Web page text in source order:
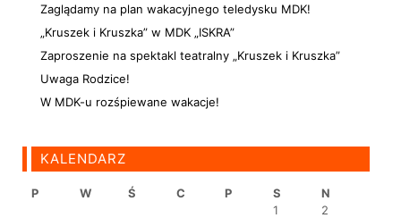
Zaglądamy na plan wakacyjnego teledysku MDK!
„Kruszek i Kruszka” w MDK „ISKRA”
Zaproszenie na spektakl teatralny „Kruszek i Kruszka”
Uwaga Rodzice!
W MDK-u rozśpiewane wakacje!
KALENDARZ
P W Ś C P S
N
1
2